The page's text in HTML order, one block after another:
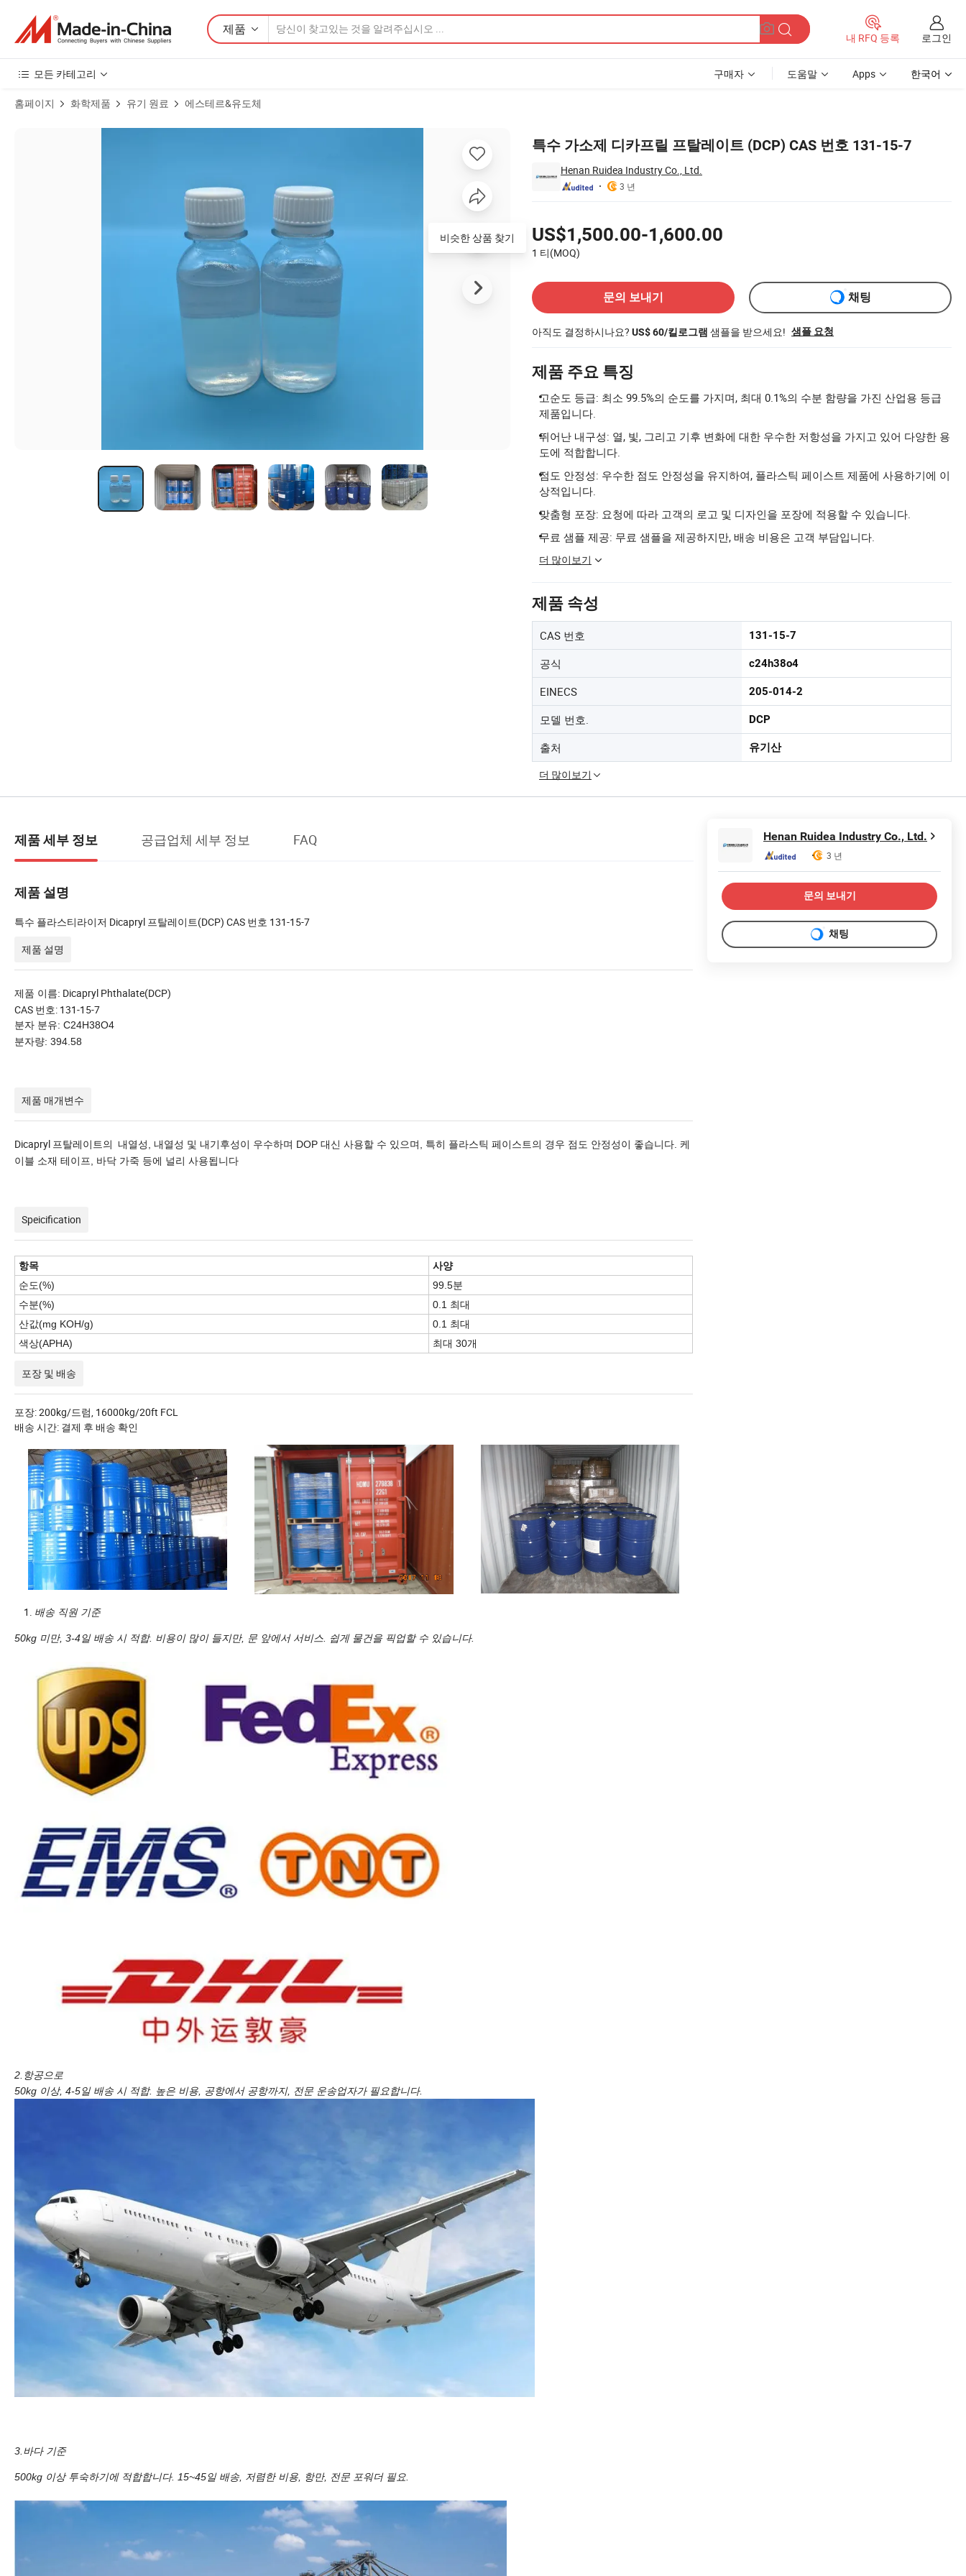
제품
내 RFQ 등록 로그인
모든 카테고리 구매자 도움말 Apps 한국어
홈페이지 화학제품 유기 원료 에스테르&유도체
특수 가소제 디카프릴 프탈레이트 (DCP) CAS 번호 131-15-7
Henan Ruidea Industry Co., Ltd.
3 년
US$1,500.00-1,600.00
1 티(MOQ)
문의 보내기
채팅
아직도 결정하시나요? US$ 60/킬로그램 샘플을 받으세요! 샘플 요청
제품 주요 특징
고순도 등급: 최소 99.5%의 순도를 가지며, 최대 0.1%의 수분 함량을 가진 산업용 등급
제품입니다.
뛰어난 내구성: 열, 빛, 그리고 기후 변화에 대한 우수한 저항성을 가지고 있어 다양한 용
도에 적합합니다.
점도 안정성: 우수한 점도 안정성을 유지하여, 플라스틱 페이스트 제품에 사용하기에 이
상적입니다.
맞춤형 포장: 요청에 따라 고객의 로고 및 디자인을 포장에 적용할 수 있습니다.
무료 샘플 제공: 무료 샘플을 제공하지만, 배송 비용은 고객 부담입니다.
더 많이보기
제품 속성
CAS 번호 131-15-7
공식 c24h38o4
EINECS 205-014-2
모델 번호. DCP
출처 유기산
더 많이보기
특수 가소제 디카프릴 프탈레이트 (DCP) CAS 번호 131-15-7 제품 이미지
비슷한 상품 찾기
제품 세부 정보 공급업체 세부 정보 FAQ
제품 설명
특수 플라스티라이저 Dicapryl 프탈레이트(DCP) CAS 번호 131-15-7
제품 설명
제품 이름: Dicapryl Phthalate(DCP)
CAS 번호: 131-15-7
분자 분유: C24H38O4
분자량: 394.58
제품 매개변수
Dicapryl 프탈레이트의
내열성, 내열성 및 내기후성이 우수하며 DOP 대신 사용할 수 있으며, 특히 플라스틱 페이스트의 경우 점도 안정성이 좋습니다. 케
이블 소재 테이프, 바닥 가죽 등에 널리 사용됩니다
Speicification
항목
사양
순도(%)
99.5분
수분(%)
0.1 최대
산값(mg KOH/g)
0.1 최대
색상(APHA)
최대 30개
포장 및 배송
포장: 200kg/드럼, 16000kg/20ft FCL
배송 시간: 결제 후 배송 확인
배송 직원 기준
50kg 미만, 3-4일 배송 시 적합. 비용이 많이 들지만, 문 앞에서 서비스. 쉽게 물건을 픽업할 수 있습니다.
2.항공으로
50kg 이상, 4-5일 배송 시 적합. 높은 비용, 공항에서 공항까지, 전문 운송업자가 필요합니다.
3.바다 기준
500kg 이상 투숙하기에 적합합니다. 15~45일 배송, 저렴한 비용, 항만, 전문 포워더 필요.
Henan Ruidea Industry Co., Ltd.
3 년
문의 보내기
채팅